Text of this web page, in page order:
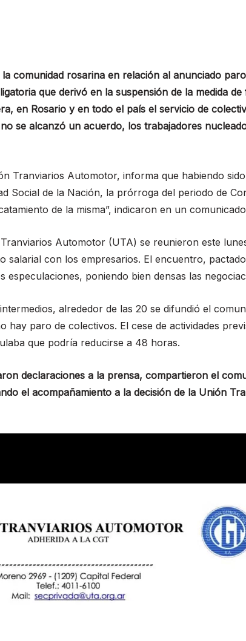
comunidad rosarina en relación al anunciado
que derivó en la suspensión de la medida de
en Rosario y en todo el país el servicio de
se alcanzó un acuerdo, los trabajadores
Tranviarios Automotor, informa que habiendo
Social de la Nación, la prórroga del periodo de
de la misma”, indicaron en un
Automotor (UTA) se reunieron este
salarial con los empresarios. El encuentro,
poniendo bien densas las
alrededor de las 20 se difundió el
hay paro de colectivos. El cese de actividades
que podría reducirse a 48 horas.
declaraciones a la prensa, compartieron el
el acompañamiento a la decisión de la Unión